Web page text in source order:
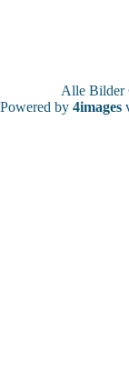
Alle
Powered by 4images